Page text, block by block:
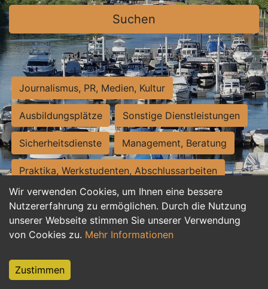
Wir verwenden Cookies, um Ihnen eine bessere
Nutzererfahrung zu ermöglichen. Durch die Nutzung
unserer Webseite stimmen Sie unserer Verwendung
von Cookies zu. Mehr Informationen
Zustimmen
Suchen
Journalismus, PR, Medien, Kultur
Ausbildungsplätze Sonstige Dienstleistungen
Sicherheitsdienste Management, Beratung
Praktika, Werkstudenten, Abschlussarbeiten
Personalwesen Assistenz, Sekretariat
Hilfskräfte, Aushilfs- und Nebenjobs
Weiterbildung, Studium, duale Ausbildung